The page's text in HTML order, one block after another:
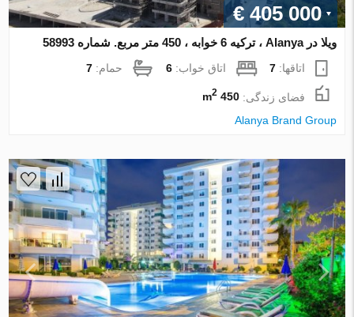
€ 405 000
ویلا در Alanya ، ترکیه 6 خوابه ، 450 متر مربع. شماره 58993
اتاقها:7 اتاق خواب:6 حمام:7
فضای زندگی:450 m
2
Alanya Brand Group